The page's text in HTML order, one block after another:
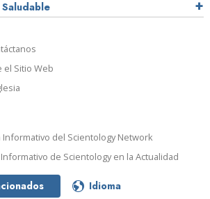
Sitio Web
Informativo del Scientology Network
de Scientology en la Actualidad
Idioma